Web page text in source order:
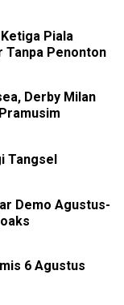
Piala
Tanpa Penonton
Derby Milan
Tangsel
Demo Agustus-
6 Agustus